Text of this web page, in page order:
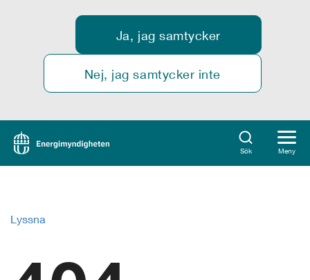
Ja, jag samtycker
Nej, jag samtycker inte
Sök Meny
Lyssna